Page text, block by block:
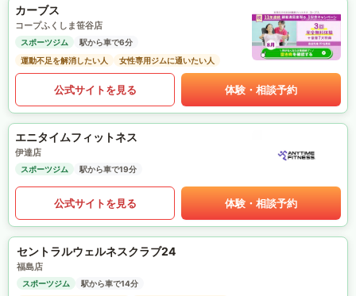
カーブス
コープふくしま笹谷店
スポーツジム
駅から車で6分
運動不足を解消したい人
女性専用ジムに通いたい人
公式サイトを見る 体験・相談予約
エニタイムフィットネス
伊達店
スポーツジム 駅から車で19分
公式サイトを見る 体験・相談予約
セントラルウェルネスクラブ24
福島店
スポーツジム
駅から車で14分